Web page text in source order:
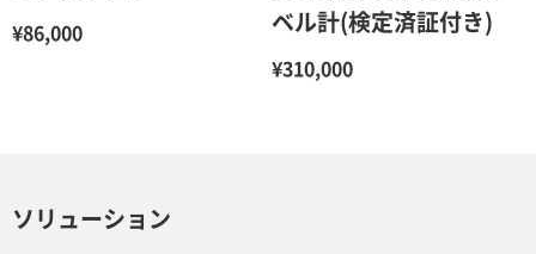
¥86,000
ベル計(検定済証付き)
¥310,000
ソリューション